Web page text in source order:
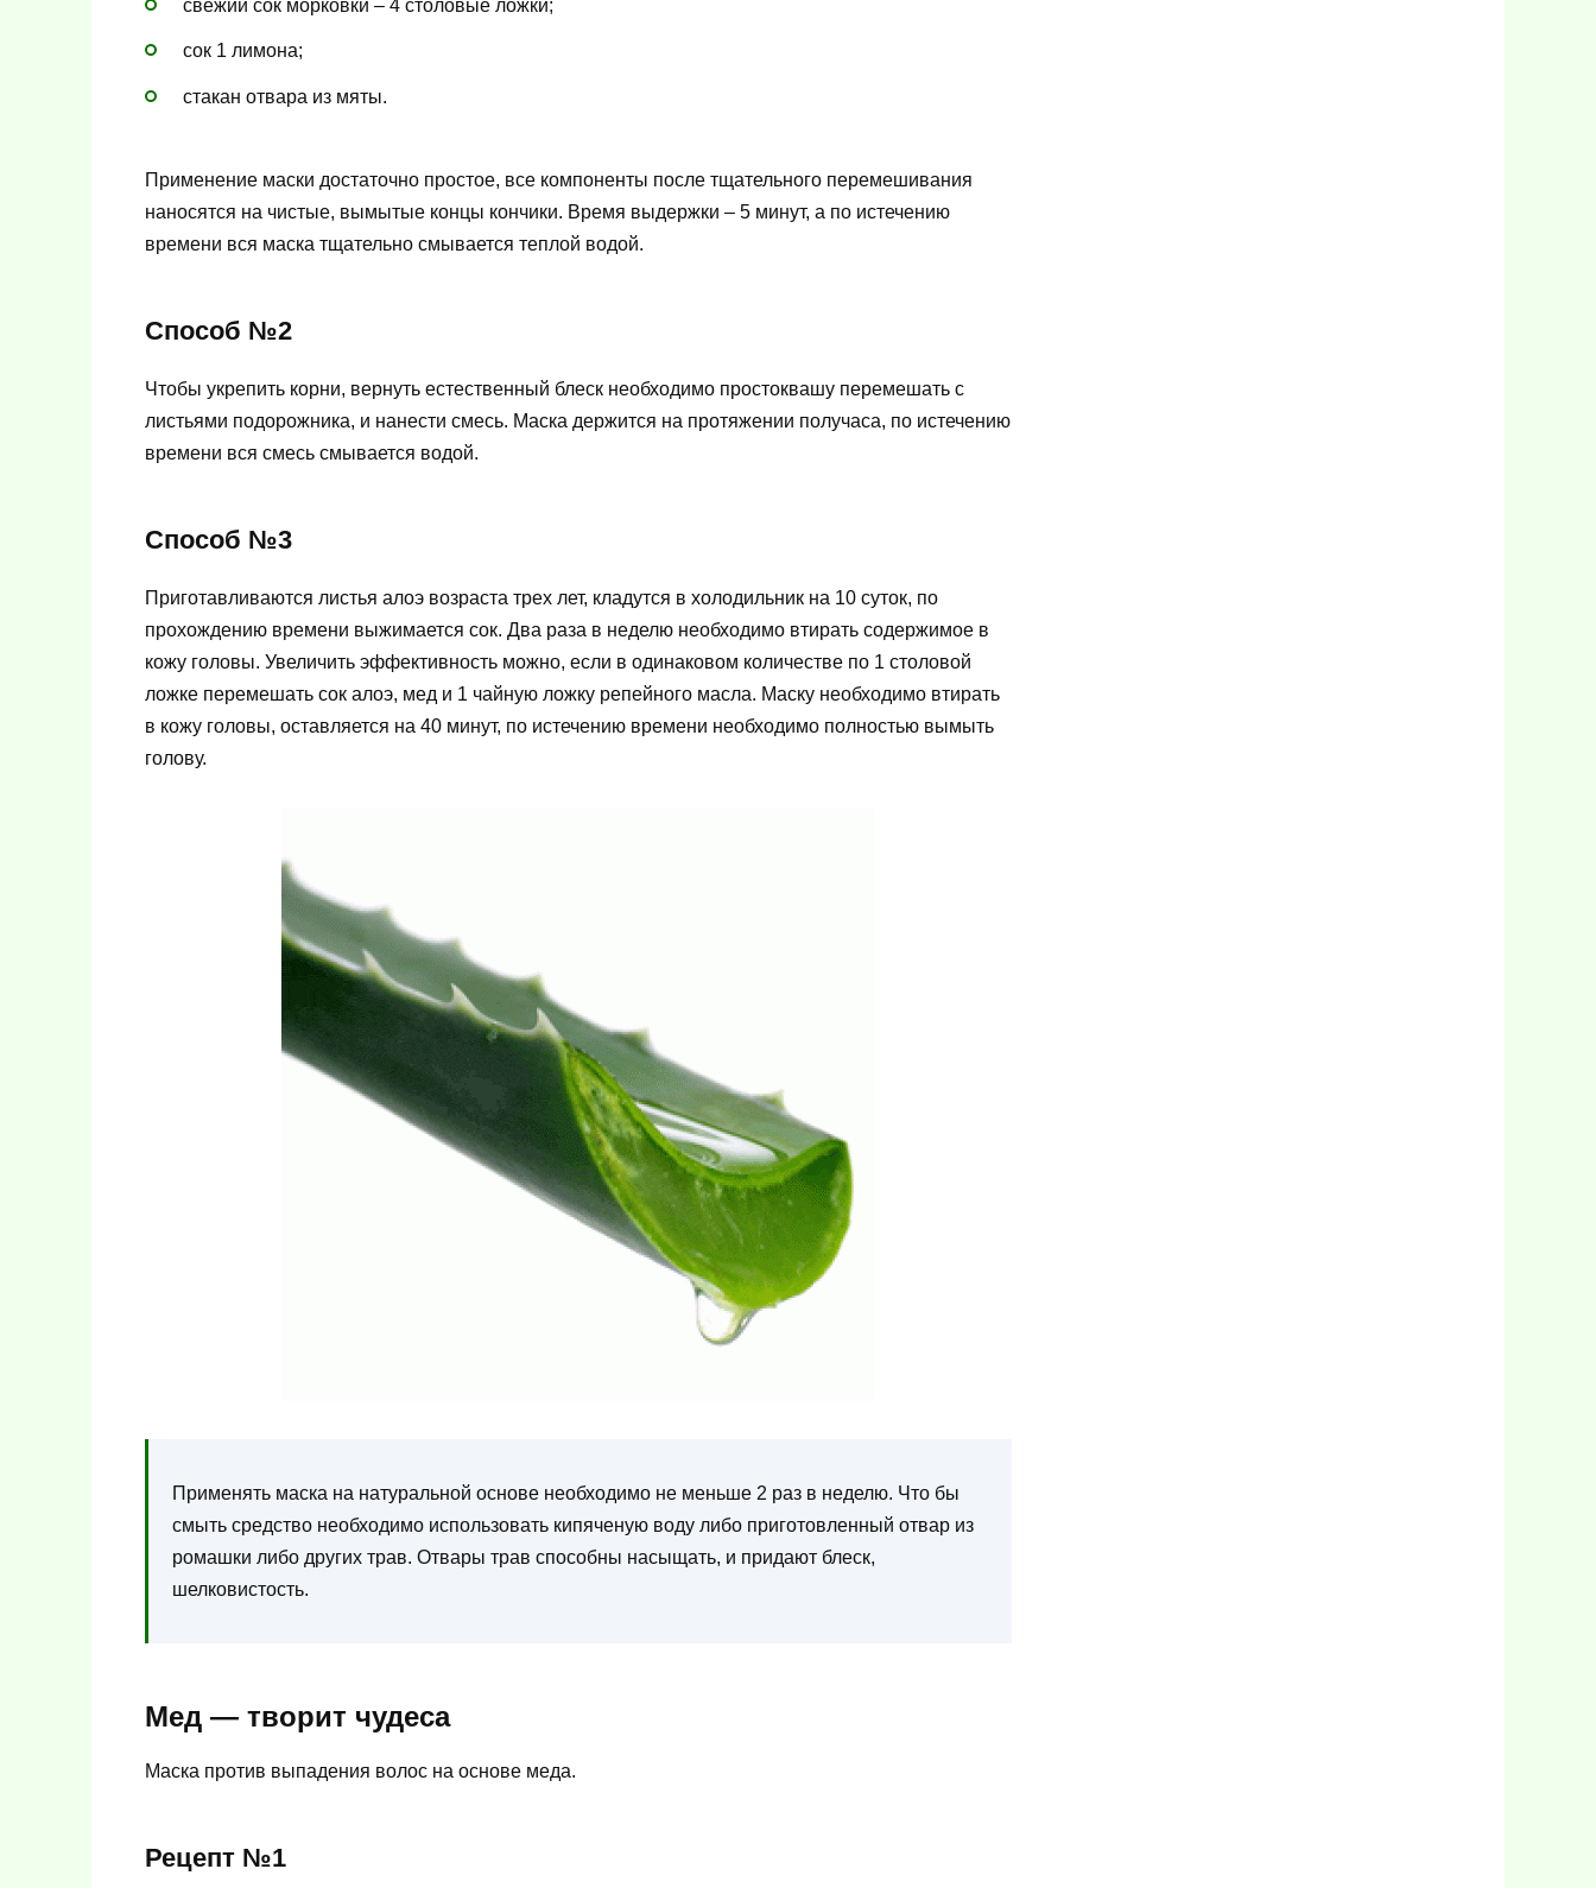
свежий сок морковки – 4 столовые ложки;
сок 1 лимона;
стакан отвара из мяты.
Применение маски достаточно простое, все компоненты после тщательного перемешивания
наносятся на чистые, вымытые концы кончики. Время выдержки – 5 минут, а по истечению
времени вся маска тщательно смывается теплой водой.
Способ №2
Чтобы укрепить корни, вернуть естественный блеск необходимо простоквашу перемешать с
листьями подорожника, и нанести смесь. Маска держится на протяжении получаса, по истечению
времени вся смесь смывается водой.
Способ №3
Приготавливаются листья алоэ возраста трех лет, кладутся в холодильник на 10 суток, по
прохождению времени выжимается сок. Два раза в неделю необходимо втирать содержимое в
кожу головы. Увеличить эффективность можно, если в одинаковом количестве по 1 столовой
ложке перемешать сок алоэ, мед и 1 чайную ложку репейного масла. Маску необходимо втирать
в кожу головы, оставляется на 40 минут, по истечению времени необходимо полностью вымыть
голову.
Применять маска на натуральной основе необходимо не меньше 2 раз в неделю. Что бы
смыть средство необходимо использовать кипяченую воду либо приготовленный отвар из
ромашки либо других трав. Отвары трав способны насыщать, и придают блеск,
шелковистость.
Мед — творит чудеса
Маска против выпадения волос на основе меда.
Рецепт №1